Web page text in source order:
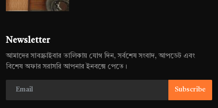
Newsletter
আমাদের সাবস্ক্রাইবার তালিকায় যোগ দিন, সর্বশেষ সংবাদ, আপডেট এবং
বিশেষ অফার সরাসরি আপনার ইনবক্সে পেতে।
Subscribe